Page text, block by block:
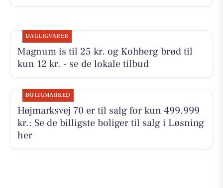
DAGLIGVARER
Magnum is til 25 kr. og Kohberg brød til
kun 12 kr. - se de lokale tilbud
BOLIGMARKED
Højmarksvej 70 er til salg for kun 499.999
kr.: Se de billigste boliger til salg i Løsning
her